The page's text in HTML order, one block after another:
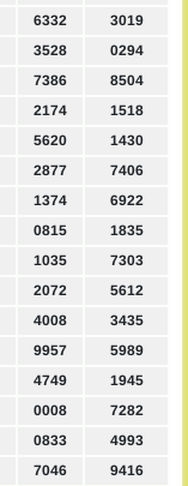
6332
3019
3528
0294
7386
8504
2174
1518
5620
1430
2877
7406
1374
6922
0815
1835
1035
7303
2072
5612
4008
3435
9957
5989
4749
1945
0008
7282
0833
4993
7046
9416